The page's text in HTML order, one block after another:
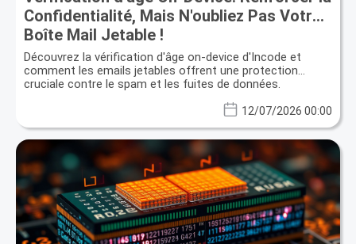
Confidentialité, Mais N'oubliez Pas Votre
Boîte Mail Jetable !
Découvrez la vérification d'âge on-device d'Incode et
comment les emails jetables offrent une protection
cruciale contre le spam et les fuites de données.
12/07/2026 00:00